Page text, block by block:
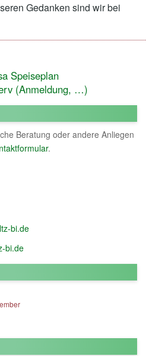
Gedanken sind wir bei
Speiseplan
(Anmeldung, …)
Beratung oder andere Anliegen
.
bi.de
bi.de